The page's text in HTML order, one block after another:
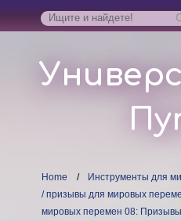
Home Инструменты для
/ призывы для мировых
мировых перемен 08: